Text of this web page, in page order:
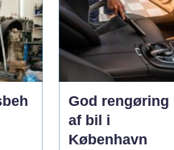
God rengøring
af bil i
København